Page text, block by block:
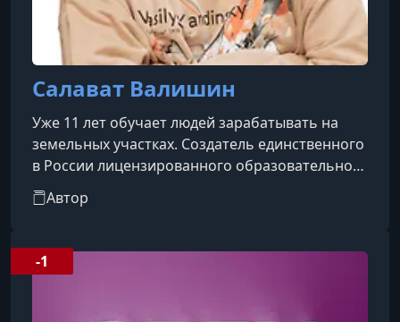
Салават Валишин
Уже 11 лет обучает людей зарабатывать на
земельных участках. Создатель единственного
в России лицензированного образовательного
центра "Земельный вопрос".Выпустил более
3047 учеников, которые освоили навыки
стоимости. Обучает не только заработку на
загородной недвижимости, но и созданию
Автор
-1